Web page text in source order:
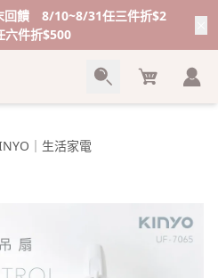
饋 8/10~8/31任三件折$2
六件折$500
Cart
｜生活家電